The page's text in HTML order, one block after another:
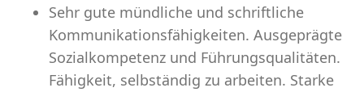
Sehr gute mündliche und schriftliche
Kommunikationsfähigkeiten. Ausgeprägte
Sozialkompetenz und Führungsqualitäten.
Fähigkeit, selbständig zu arbeiten. Starke